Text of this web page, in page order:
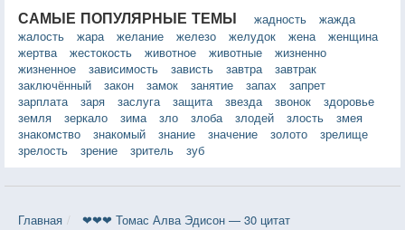
САМЫЕ ПОПУЛЯРНЫЕ ТЕМЫ жадность
жажда
жалость
жара желание железо желудок жена
женщина
жертва
жестокость животное животные
жизненно
жизненное
зависимость зависть завтра
завтрак
заключённый
закон замок занятие запах
запрет
зарплата
заря заслуга защита звезда звонок
здоровье
земля
зеркало зима зло злоба злодей злость
змея
знакомство
знакомый знание значение золото
зрелище
зрелость
зрение зритель зуб
Главная ❤❤❤ Томас Алва Эдисон — 30 цитат